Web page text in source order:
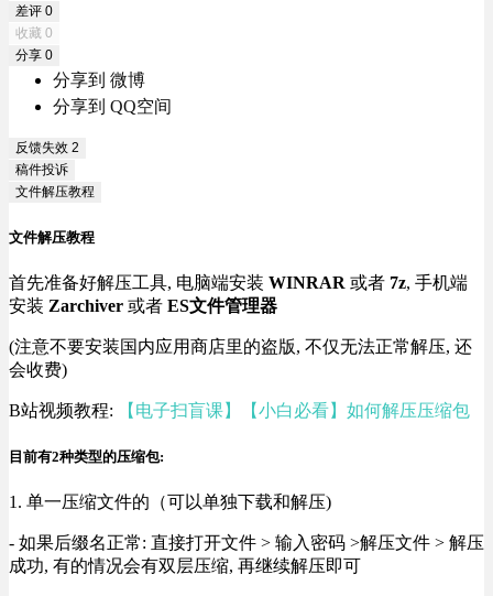
差评 0
收藏 0
分享 0
分享到 微博
分享到 QQ空间
反馈失效 2
稿件投诉
文件解压教程
文件解压教程
首先准备好解压工具, 电脑端安装 WINRAR 或者 7z, 手机端
安装 Zarchiver 或者 ES文件管理器
(注意不要安装国内应用商店里的盗版, 不仅无法正常解压, 还
会收费)
B站视频教程: 【电子扫盲课】【小白必看】如何解压压缩包
目前有2种类型的压缩包:
1. 单一压缩文件的（可以单独下载和解压)
- 如果后缀名正常: 直接打开文件 > 输入密码 >解压文件 > 解压
成功, 有的情况会有双层压缩, 再继续解压即可